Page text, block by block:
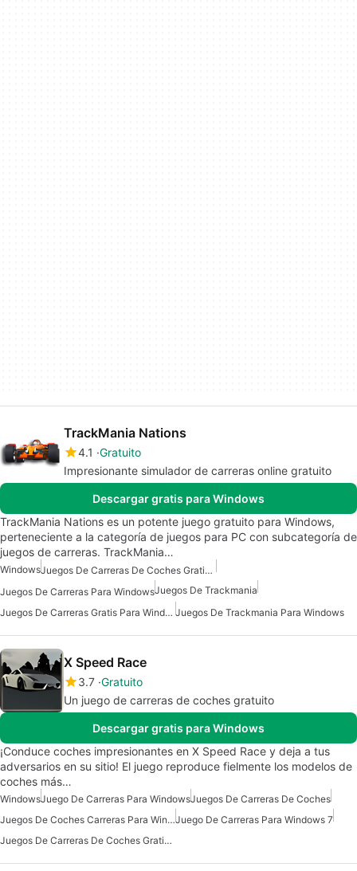
TrackMania Nations
4.1 Gratuito
Impresionante simulador de carreras online gratuito
Descargar gratis para Windows
TrackMania Nations es un potente juego gratuito para Windows,
perteneciente a la categoría de juegos para PC con subcategoría de
juegos de carreras. TrackMania…
Windows
Juegos De Carreras De Coches Gratis Para Windows
Juegos De Carreras Para WindowsJuegos De Trackmania
Juegos De Carreras Gratis Para Windows Juegos De Trackmania Para Windows
X Speed Race
3.7 Gratuito
Un juego de carreras de coches gratuito
Descargar gratis para Windows
¡Conduce coches impresionantes en X Speed Race y deja a tus
adversarios en su sitio! El juego reproduce fielmente los modelos de
coches más…
WindowsJuego De Carreras Para WindowsJuegos De Carreras De Coches
Juegos De Coches Carreras Para WindowsJuego De Carreras Para Windows 7
Juegos De Carreras De Coches Gratis Para Windows